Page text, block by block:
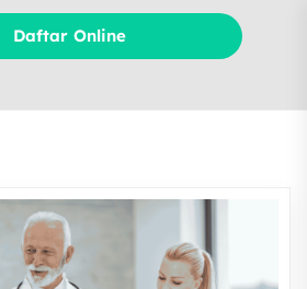
Daftar Online